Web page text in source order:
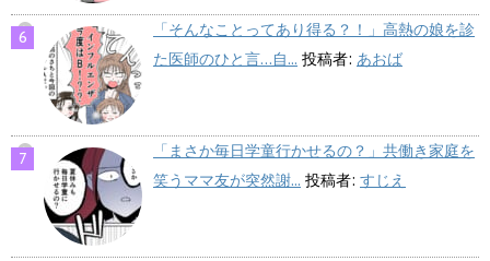
「そんなことってあり得る？！」高熱の娘を診
た医師のひと言…自... 投稿者: あおば
「まさか毎日学童行かせるの？」共働き家庭を
笑うママ友が突然謝... 投稿者: すじえ